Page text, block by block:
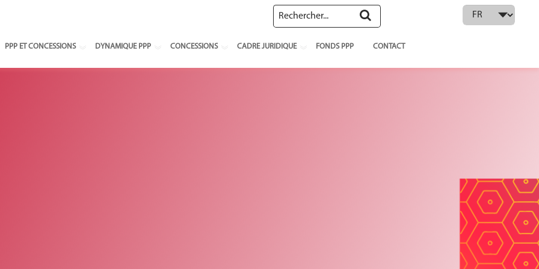
Select your language
PPP ET CONCESSIONS DYNAMIQUE PPP CONCESSIONS CADRE JURIDIQUE FONDS PPP CONTACT